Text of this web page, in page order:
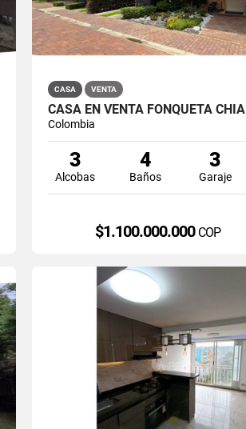
CASA VENTA
CASA EN VENTA FONQUETÁ CHÍA
Colombia
3
Alcobas
4
Baños
3
Garaje
$1.100.000.000 COP